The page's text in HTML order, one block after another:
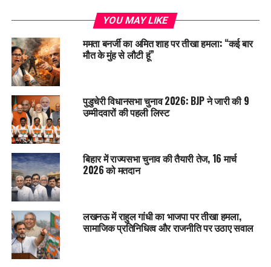
YOU MAY LIKE
ममता बनर्जी का अमित शाह पर तीखा हमला: “कई बार
मौत के मुंह से लौटी हूं”
पुडुचेरी विधानसभा चुनाव 2026: BJP ने जारी की 9
उम्मीदवारों की पहली लिस्ट
बिहार में राज्यसभा चुनाव की तैयारी तेज, 16 मार्च
2026 को मतदान
लखनऊ में राहुल गांधी का भाजपा पर तीखा हमला,
सामाजिक प्रतिनिधित्व और राजनीति पर उठाए सवाल